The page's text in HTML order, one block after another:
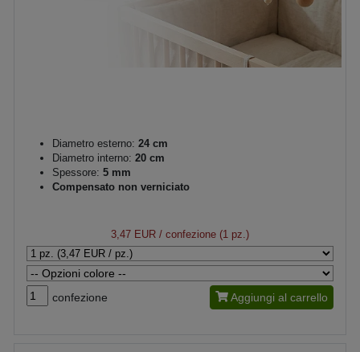
Diametro esterno: 24 cm
Diametro interno: 20 cm
Spessore: 5 mm
Compensato non verniciato
3,47 EUR / confezione (1 pz.)
confezione Aggiungi al carrello